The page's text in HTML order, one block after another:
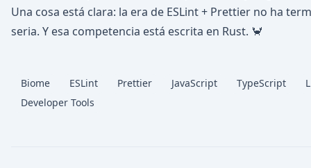
Una cosa está clara: la era de ESLint + Prettier no ha
seria. Y esa competencia está escrita en Rust. 🦀
Biome ESLint Prettier JavaScript TypeScript
Developer Tools